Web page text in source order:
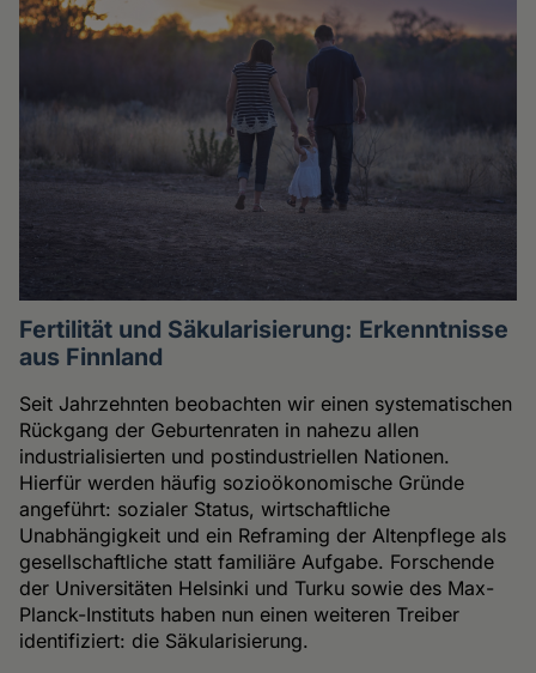
Fertilität und Säkularisierung: Erkenntnisse
aus Finnland
Seit Jahrzehnten beobachten wir einen systematischen
Rückgang der Geburtenraten in nahezu allen
industrialisierten und postindustriellen Nationen.
Hierfür werden häufig sozioökonomische Gründe
angeführt: sozialer Status, wirtschaftliche
Unabhängigkeit und ein Reframing der Altenpflege als
gesellschaftliche statt familiäre Aufgabe. Forschende
der Universitäten Helsinki und Turku sowie des Max-
Planck-Instituts haben nun einen weiteren Treiber
identifiziert: die Säkularisierung.